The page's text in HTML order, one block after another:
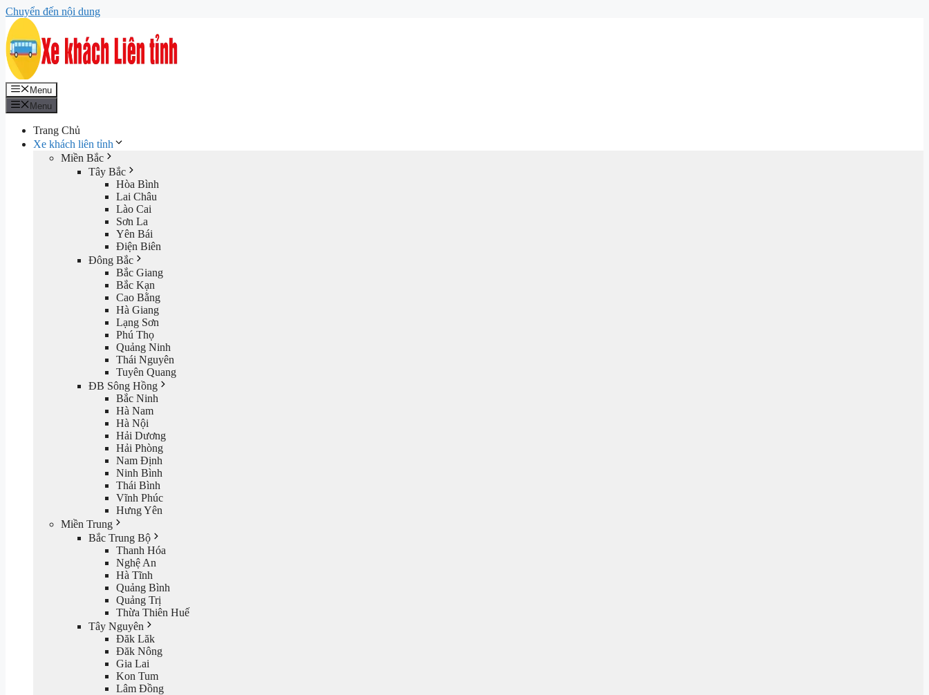
Chuyển đến nội dung
Menu
Menu
Trang Chủ
Xe khách liên tỉnh
Miền Bắc
Tây Bắc
Hòa Bình
Lai Châu
Lào Cai
Sơn La
Yên Bái
Điện Biên
Đông Bắc
Bắc Giang
Bắc Kạn
Cao Bằng
Hà Giang
Lạng Sơn
Phú Thọ
Quảng Ninh
Thái Nguyên
Tuyên Quang
ĐB Sông Hồng
Bắc Ninh
Hà Nam
Hà Nội
Hải Dương
Hải Phòng
Nam Định
Ninh Bình
Thái Bình
Vĩnh Phúc
Hưng Yên
Miền Trung
Bắc Trung Bộ
Thanh Hóa
Nghệ An
Hà Tĩnh
Quảng Bình
Quảng Trị
Thừa Thiên Huế
Tây Nguyên
Đăk Lăk
Đăk Nông
Gia Lai
Kon Tum
Lâm Đồng